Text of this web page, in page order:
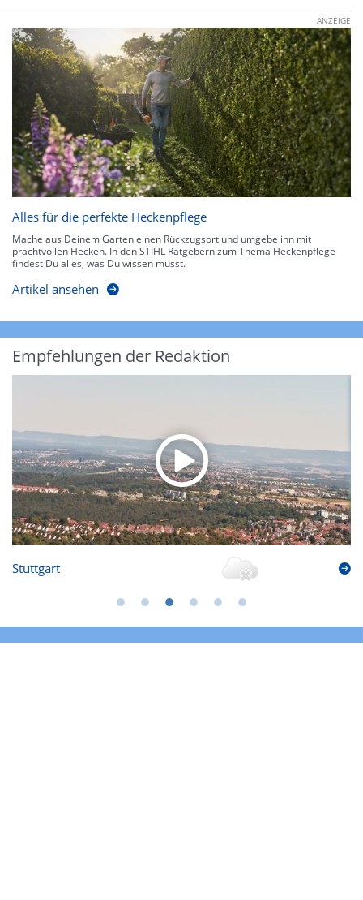
ANZEIGE
Alles für die perfekte Heckenpflege
Mache aus Deinem Garten einen Rückzugsort und umgebe ihn mit
prachtvollen Hecken. In den STIHL Ratgebern zum Thema Heckenpflege
findest Du alles, was Du wissen musst.
Artikel ansehen
Empfehlungen der Redaktion
Stuttgart